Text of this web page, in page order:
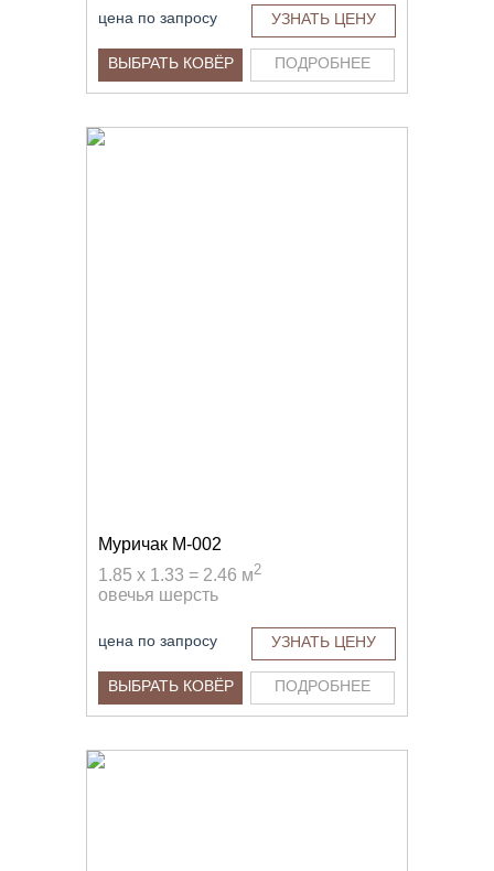
цена по запросу УЗНАТЬ ЦЕНУ
ВЫБРАТЬ КОВЁР ПОДРОБНЕЕ
Муричак M-002
1.85 x 1.33 = 2.46 м2
овечья шерсть
цена по запросу УЗНАТЬ ЦЕНУ
ВЫБРАТЬ КОВЁР ПОДРОБНЕЕ